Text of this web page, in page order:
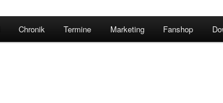
Chronik Termine Marketing Fanshop